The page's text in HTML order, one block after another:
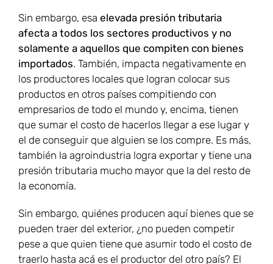
Sin embargo, esa elevada presión tributaria
afecta a todos los sectores productivos y no
solamente a aquellos que compiten con bienes
importados. También, impacta negativamente en
los productores locales que logran colocar sus
productos en otros países compitiendo con
empresarios de todo el mundo y, encima, tienen
que sumar el costo de hacerlos llegar a ese lugar y
el de conseguir que alguien se los compre. Es más,
también la agroindustria logra exportar y tiene una
presión tributaria mucho mayor que la del resto de
la economía.
Sin embargo, quiénes producen aquí bienes que se
pueden traer del exterior, ¿no pueden competir
pese a que quien tiene que asumir todo el costo de
traerlo hasta acá es el productor del otro país? El